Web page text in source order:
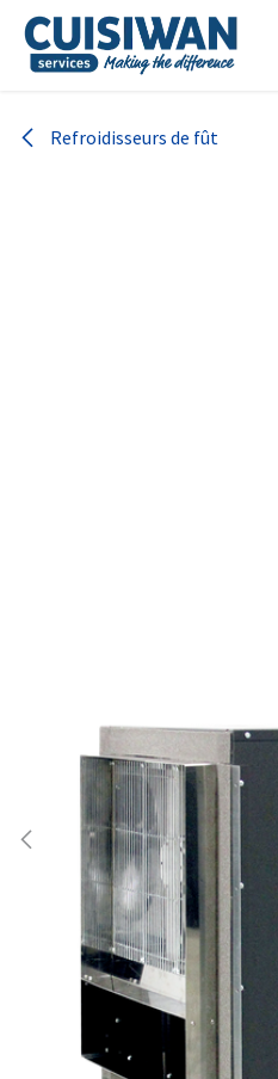
Se rendre au contenu
Refroidisseurs de fût